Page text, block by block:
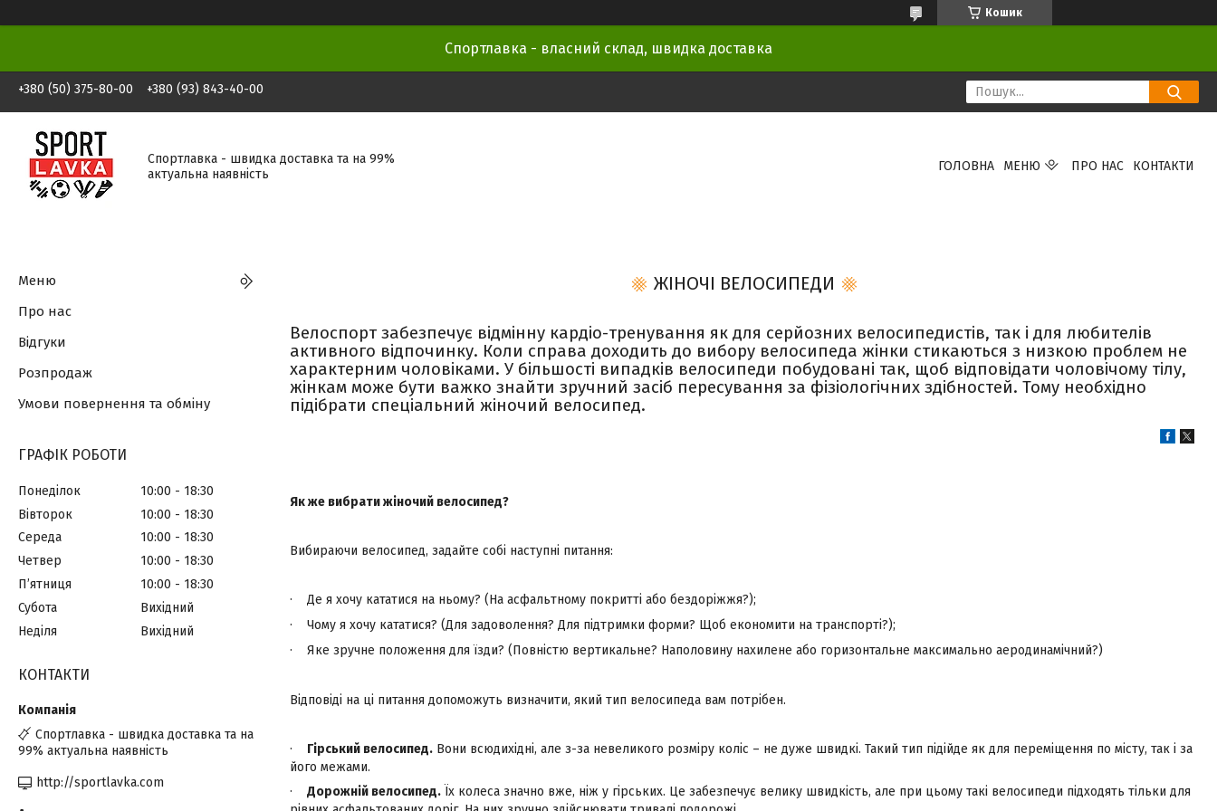
Кошик
Спортлавка - власний склад, швидка доставка
+380 (50) 375-80-00 +380 (93) 843-40-00
Спортлавка - швидка доставка та на 99%
актуальна наявність
ГОЛОВНА МЕНЮ ПРО НАС КОНТАКТИ
ЖІНОЧІ ВЕЛОСИПЕДИ
Велоспорт забезпечує відмінну кардіо-тренування як для серйозних велосипедистів, так і для любителів
активного відпочинку. Коли справа доходить до вибору велосипеда жінки стикаються з низкою проблем не
характерним чоловіками. У більшості випадків велосипеди побудовані так, щоб відповідати чоловічому тілу,
жінкам може бути важко знайти зручний засіб пересування за фізіологічних здібностей. Тому необхідно
підібрати спеціальний жіночий велосипед.
Як же вибрати жіночий велосипед?
Вибираючи велосипед, задайте собі наступні питання:
·
Де я хочу кататися на ньому? (На асфальтному покритті або бездоріжжя?);
·
Чому я хочу кататися? (Для задоволення? Для підтримки форми? Щоб економити на транспорті?);
·
Яке зручне положення для їзди? (Повністю вертикальне? Наполовину нахилене або горизонтальне максимально аеродинамічний?)
Відповіді на ці питання допоможуть визначити, який тип велосипеда вам потрібен.
· Гірський велосипед. Вони всюдихідні, але з-за невеликого розміру коліс – не дуже швидкі. Такий тип підійде як для переміщення по місту, так і за
його межами.
·
Дорожній велосипед. Їх колеса значно вже, ніж у гірських. Це забезпечує велику швидкість, але при цьому такі велосипеди підходять тільки для
Меню
Про нас
Відгуки
Розпродаж
Умови повернення та обміну
ГРАФІК РОБОТИ
Понеділок 10:00
18:30
Вівторок
10:00
18:30
Середа
10:00
18:30
Четвер
10:00
18:30
Пʼятниця
10:00
18:30
Субота
Вихідний
Неділя
Вихідний
КОНТАКТИ
Спортлавка - швидка доставка та на
99% актуальна наявність
http://sportlavka.com